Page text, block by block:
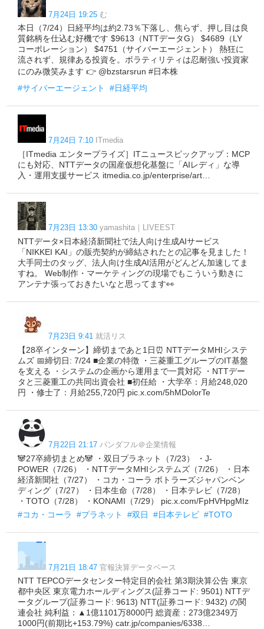
7月24日 19:25 む
本日（7/24）日経平均は約2.73％下落し、焦らず、押し目は良
質銘柄を仕込む好機です $9613（NTTデータG） $4689（LY
コーポレーション） $4751（サイバーエージェント） 熱狂に
流されず、規律ある投資を。ボラティリティは忍耐強い投資家
にのみ微笑みます 👉 @bzstarsrun #日本株
#サイバーエージェント
#日経平均
7月24日 7:10 ITmedia
［ITmedia エンタープライズ］ITニュースピックアップ：MCP
にも対応、NTTデータの国産仮想化基盤に「AIレディ」な導
入・運用支援サービス itmedia.co.jp/enterprise/art…
7月23日 13:30 yamashita｜LIVEEST
NTTデータ×日本経済新聞社で法人向け生成AIサービス
「NIKKEI KAI」の販売契約が締結されたとの記事を見ました！
大手同士のタッグ、法人向け生成AI活用がどんどん加速してま
すね。 Web制作・マーケティングの現場でもこういう動きに
アンテナ張っておきたいなと思ってます👀
7月23日 9:41 就活リス
【28卒インターン】締切まであと1日⏰ NTTデータMHIシステ
ムズ 📅締切日: 7/24 ■企業の特徴 ・三菱重工グループのIT基盤
を支える ・システムの企画から運用まで一貫対応 ・NTTデー
タと三菱重工の共同出資会社 ■初任給 ・大学卒：月給248,020
円 ・修士了：月給255,720円 pic.x.com/5hMDolorTe
7月22日 21:17 パンダフル＠企業情報
🐼27卒締切まとめ🐼 ・双日プラネット（7/23） ・J-
POWER（7/26） ・NTTデータMHIシステムズ（7/26） ・日本
経済新聞社（7/27） ・コカ・コーラ ボトラーズジャパンベン
ディング（7/27） ・日本生命（7/28） ・日本テレビ（7/28）
・TOTO（7/28） ・KONAMI（7/29） pic.x.com/FpHVHpgMIz
#コカ・コーラ
#プラネット #双日 #日本テレビ #TOTO
7月21日 18:47 官報決算データベース
NTT TEPCOデータセンター特定目的会社 第3期決算公告 東京
都中央区 東京電力ホールディングス(証券コード: 9501) NTTデ
ータグループ(証券コード: 9613) NTT(証券コード: 9432) の関
連会社 純利益：▲1億1101万8000円 総資産：273億2349万
1000円(前期比+153.79%) catr.jp/companies/6338…